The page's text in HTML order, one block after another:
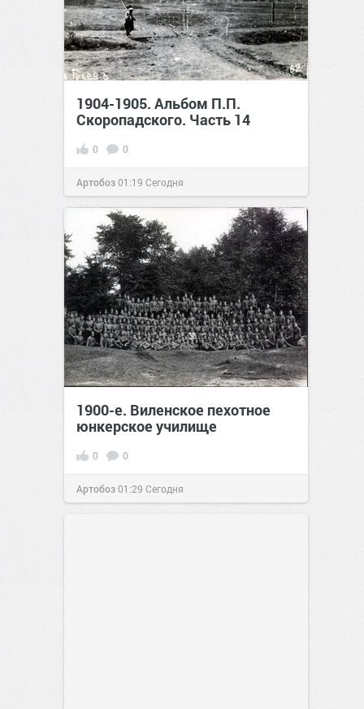
1904-1905. Альбом П.П.
Скоропадского. Часть 14
0 0
Артобоз01:19 Сегодня
1900-е. Виленское пехотное
юнкерское училище
0 0
Артобоз01:29 Сегодня